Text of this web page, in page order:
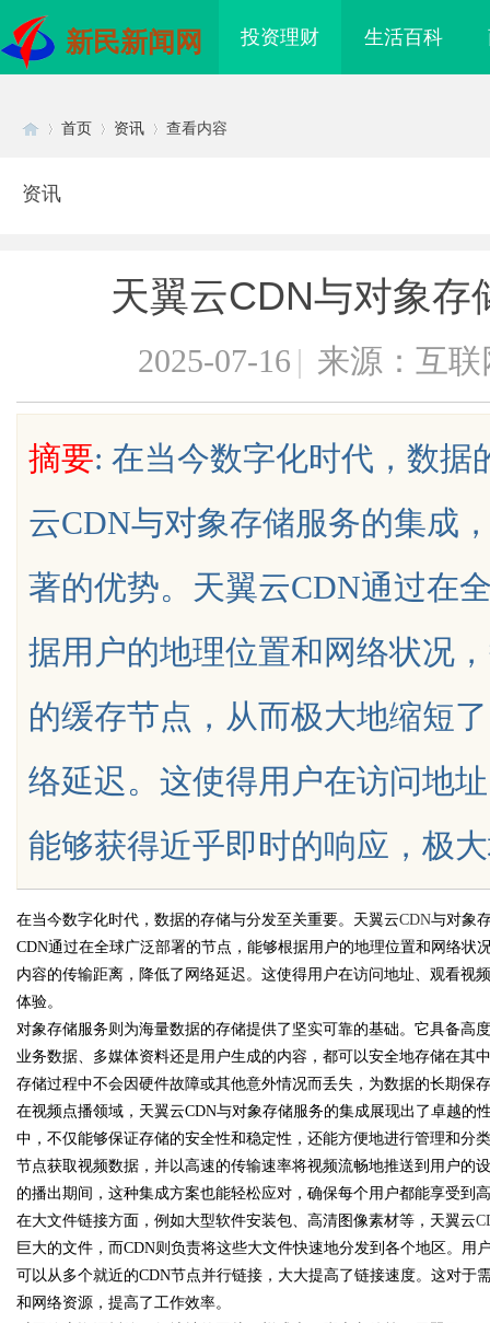
新民新闻网 投资理财 生活百科
uz
首页 资讯 查看内容
资讯
天翼云CDN与对象存
2025-07-16 | 来源：互联
摘要: 在当今数字化时代，数据
云CDN与对象存储服务的集成
著的优势。天翼云CDN通过在
据用户的地理位置和网络状况
的缓存节点，从而极大地缩短
络延迟。这使得用户在访问地
能够获得近乎即时的响应，极
在当今数字化时代，数据的存储与分发至关重要。天翼云CDN与对象
CDN通过在全球广泛部署的节点，能够根据用户的地理位置和网络
内容的传输距离，降低了网络延迟。这使得用户在访问地址、观看视
体验。
对象存储服务则为海量数据的存储提供了坚实可靠的基础。它具备高
业务数据、多媒体资料还是用户生成的内容，都可以安全地存储在其
存储过程中不会因硬件故障或其他意外情况而丢失，为数据的长期保
在视频点播领域，天翼云CDN与对象存储服务的集成展现出了卓越
中，不仅能够保证存储的安全性和稳定性，还能方便地进行管理和分
节点获取视频数据，并以高速的传输速率将视频流畅地推送到用户的
的播出期间，这种集成方案也能轻松应对，确保每个用户都能享受到
在大文件链接方面，例如大型软件安装包、高清图像素材等，天翼云
巨大的文件，而CDN则负责将这些大文件快速地分发到各个地区。
可以从多个就近的CDN节点并行链接，大大提高了链接速度。这对
和网络资源，提高了工作效率。